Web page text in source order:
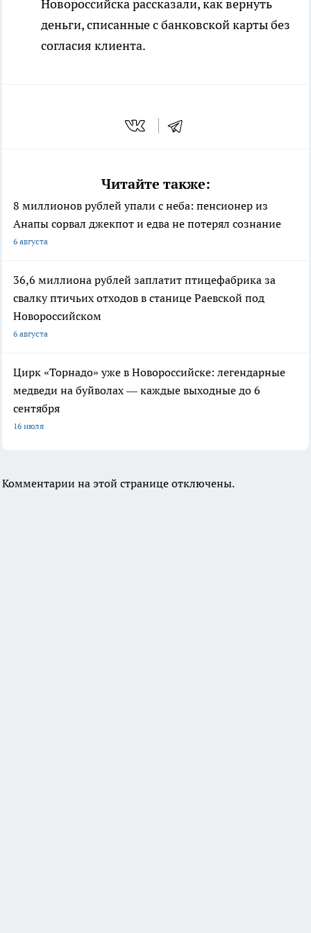
Новороссийска рассказали, как вернуть
деньги, списанные с банковской карты без
согласия клиента.
Читайте также:
8 миллионов рублей упали с неба: пенсионер из
Анапы сорвал джекпот и едва не потерял сознание
6 августа
36,6 миллиона рублей заплатит птицефабрика за
свалку птичьих отходов в станице Раевской под
Новороссийском
6 августа
Цирк «Торнадо» уже в Новороссийске: легендарные
медведи на буйволах — каждые выходные до 6
сентября
16 июля
Комментарии на этой странице отключены.